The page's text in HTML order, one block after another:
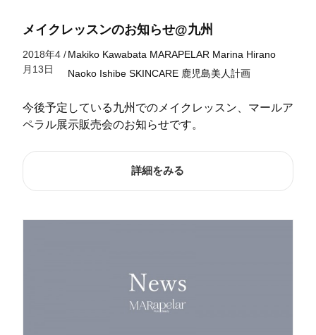
メイクレッスンのお知らせ@九州
2018年4
月13日
/Makiko Kawabata MARAPELAR Marina Hirano
Naoko Ishibe SKINCARE 鹿児島美人計画
今後予定している九州でのメイクレッスン、マールア
ペラル展示販売会のお知らせです。
詳細をみる